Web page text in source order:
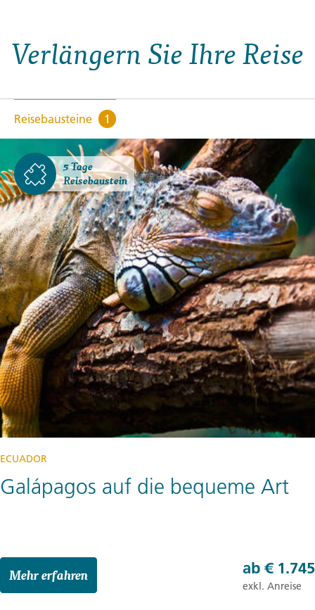
Verlängern Sie Ihre Reise
Reisebausteine 1
5 Tage
Reisebaustein
ECUADOR
Galápagos auf die bequeme Art
Mehr erfahren ab € 1.745
exkl. Anreise